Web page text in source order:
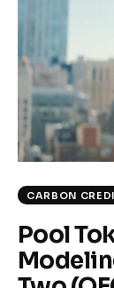
CARBON
Pool